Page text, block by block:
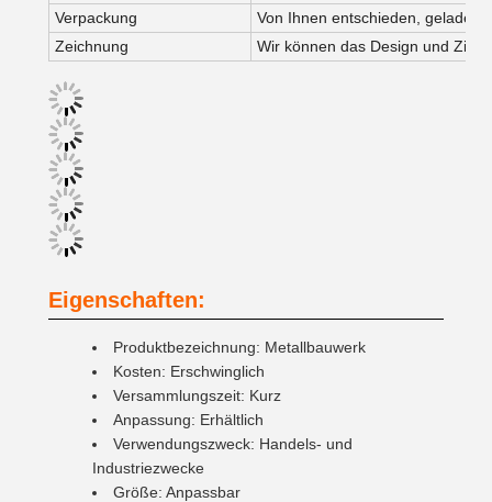
Verpackung
Von Ihnen entschieden, geladen
Zeichnung
Wir können das Design und
Eigenschaften:
Produktbezeichnung: Metallbauwerk
Kosten: Erschwinglich
Versammlungszeit: Kurz
Anpassung: Erhältlich
Verwendungszweck: Handels- und
Industriezwecke
Größe: Anpassbar